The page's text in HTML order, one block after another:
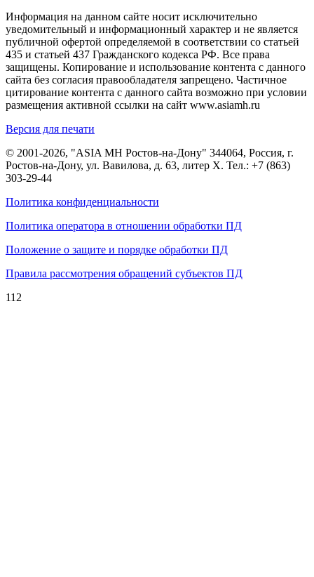
Информация на данном сайте носит исключительно
уведомительный и информационный характер и не является
публичной офертой определяемой в соответствии со статьей
435 и статьей 437 Гражданского кодекса РФ. Все права
защищены. Копирование и использование контента с данного
сайта без согласия правообладателя запрещено. Частичное
цитирование контента с данного сайта возможно при условии
размещения активной ссылки на сайт www.asiamh.ru
Версия для печати
© 2001-2026, "ASIA MH Ростов-на-Дону" 344064, Россия, г.
Ростов-на-Дону, ул. Вавилова, д. 63, литер Х. Тел.: +7 (863)
303-29-44
Политика конфиденциальности
Политика оператора в отношении обработки ПД
Положение о защите и порядке обработки ПД
Правила рассмотрения обращений субъектов ПД
112